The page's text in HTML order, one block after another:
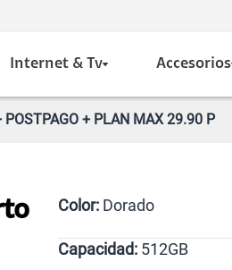
Internet & Tv Accesorios
POSTPAGO + PLAN MAX 29.90 P
Color: Dorado
Dorado
Capacidad: 512GB